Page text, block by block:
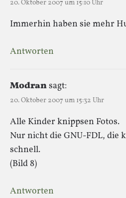
20. Oktober 2007 um 15:10 Uhr
Immerhin haben sie mehr
Antworten
Modransagt:
20. Oktober 2007 um 15:32 Uhr
Alle Kinder knippsen Fotos.
Nur nicht die GNU-FDL, die
schnell.
(Bild 8)
Antworten